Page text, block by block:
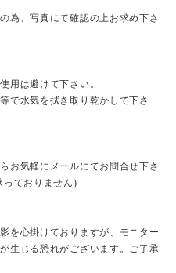
為、写真にて確認の上お求め下さ
用は避けて下さい。
で水気を拭き取り乾かして下さ
お気軽にメールにてお問合せ下さ
っておりません)
を心掛けておりますが、モニター
生じる恐れがございます。ご了承